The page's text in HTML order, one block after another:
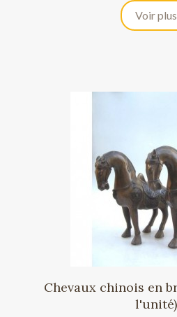
Voir plus
Chevaux chinois en
l'unité)